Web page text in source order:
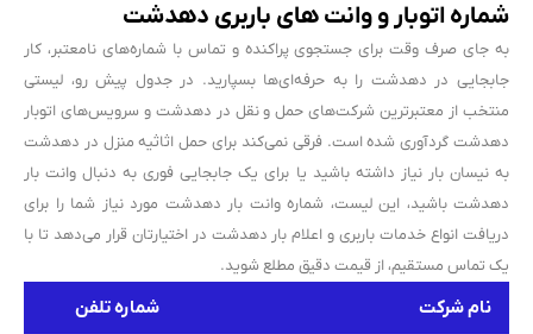
شماره اتوبار و وانت های باربری دهدشت
به جای صرف وقت برای جستجوی پراکنده و تماس با شماره‌های نامعتبر، کار
جابجایی در دهدشت را به حرفه‌ای‌ها بسپارید. در جدول پیش رو، لیستی
منتخب از معتبرترین شرکت‌های حمل و نقل در دهدشت و سرویس‌های اتوبار
دهدشت گردآوری شده است. فرقی نمی‌کند برای حمل اثاثیه منزل در دهدشت
به نیسان بار نیاز داشته باشید یا برای یک جابجایی فوری به دنبال وانت بار
دهدشت باشید، این لیست، شماره وانت بار دهدشت مورد نیاز شما را برای
دریافت انواع خدمات باربری و اعلام بار دهدشت در اختیارتان قرار می‌دهد تا با
یک تماس مستقیم، از قیمت دقیق مطلع شوید.
نام شرکت شماره تلفن